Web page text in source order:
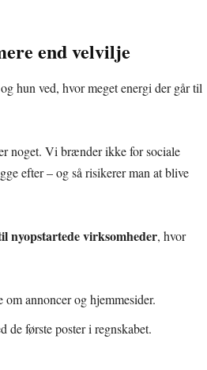
end velvilje
hun ved, hvor meget energi der går til
noget. Vi brænder ikke for sociale
efter – og så risikerer man at blive
nyopstartede virksomheder, hvor
annoncer og hjemmesider.
første poster i regnskabet.